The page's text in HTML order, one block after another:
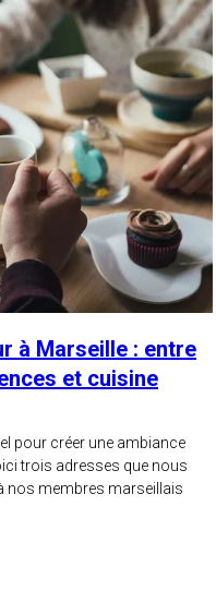
à Marseille : entre
et cuisine
pour créer une ambiance
trois adresses que nous
nos membres marseillais